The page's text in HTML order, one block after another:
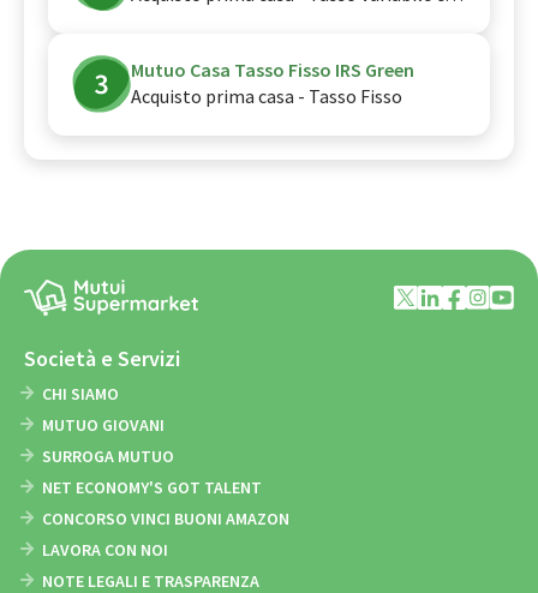
Mutuo Casa Tasso Fisso IRS Green
Acquisto prima casa - Tasso Fisso
Società e Servizi
CHI SIAMO
MUTUO GIOVANI
SURROGA MUTUO
NET ECONOMY'S GOT TALENT
CONCORSO VINCI BUONI AMAZON
LAVORA CON NOI
NOTE LEGALI E TRASPARENZA